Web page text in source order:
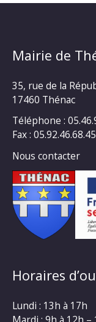
Mairie de
35, rue de la
17460 Thénac
Téléphone :
Fax : 05.92.46.68.45
Nous contacter
Horaires
Lundi : 13h à 17h